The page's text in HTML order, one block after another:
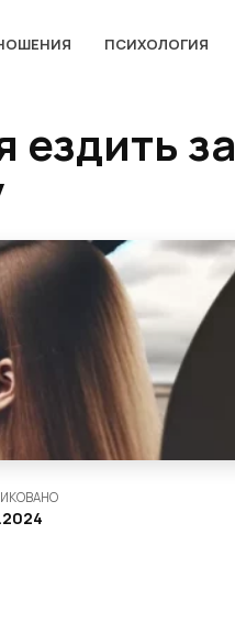
ПСИХОЛОГИЯ
ездить за